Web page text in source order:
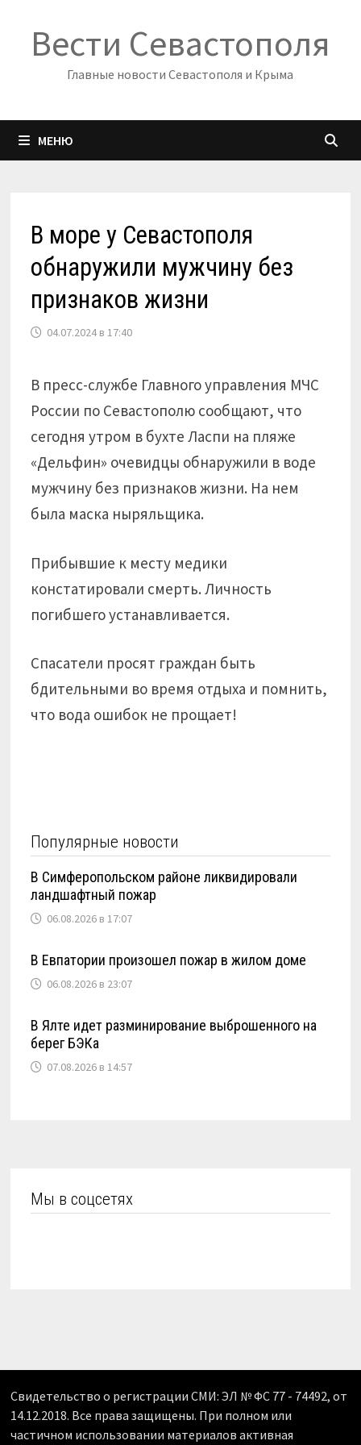
содержимому
Вести Севастополя
Главные новости Севастополя и Крыма
МЕНЮ
В море у Севастополя
обнаружили мужчину без
признаков жизни
04.07.2024 в 17:40
В пресс-службе Главного управления МЧС
России по Севастополю сообщают, что
сегодня утром в бухте Ласпи на пляже
«Дельфин» очевидцы обнаружили в воде
мужчину без признаков жизни. На нем
была маска ныряльщика.
Прибывшие к месту медики
констатировали смерть. Личность
погибшего устанавливается.
Спасатели просят граждан быть
бдительными во время отдыха и помнить,
что вода ошибок не прощает!
Популярные новости
В Симферопольском районе ликвидировали
ландшафтный пожар
06.08.2026 в 17:07
В Евпатории произошел пожар в жилом доме
06.08.2026 в 23:07
В Ялте идет разминирование выброшенного на
берег БЭКа
07.08.2026 в 14:57
Мы в соцсетях
Свидетельство о регистрации СМИ: ЭЛ № ФС 77 - 74492, от
14.12.2018. Все права защищены. При полном или
частичном использовании материалов активная